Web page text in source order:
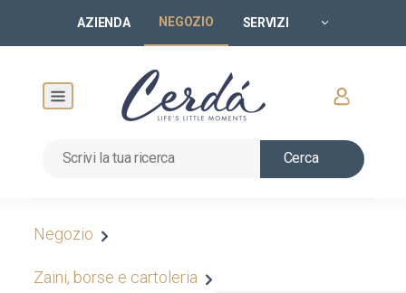
AZIENDA NEGOZIO SERVIZI
Cerca
Negozio
Zaini, borse e cartoleria